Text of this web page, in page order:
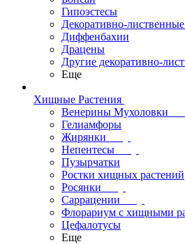
Гипоэстесы
Декоративно-
Диффенбахии
Драцены
Другие декоративно-
Еще
Хищные Растения
Венерины Мухоловки
Гелиамфоры
Жирянки
Непентесы
Пузырчатки
Ростки хищных растений
Росянки
Саррацении
Флорариум с хищными
Цефалотусы
Еще